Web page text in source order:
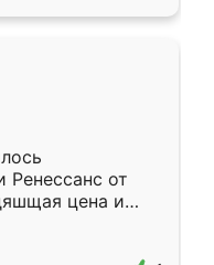
Ренессанс от
цена и
Приехавший